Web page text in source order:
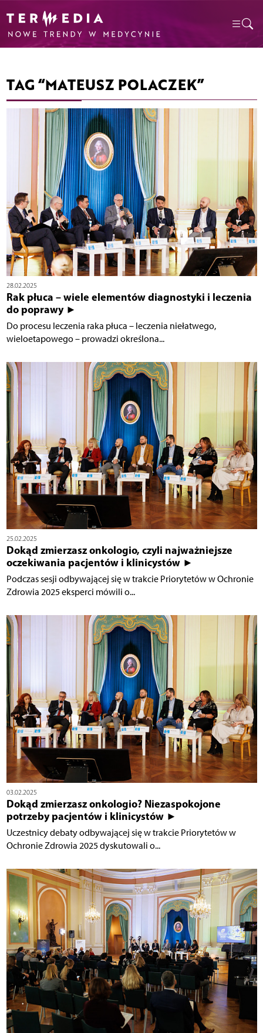
TAG “MATEUSZ POLACZEK”
28.02.2025
Rak płuca – wiele elementów diagnostyki i leczenia
do poprawy ►
Do procesu leczenia raka płuca – leczenia niełatwego,
wieloetapowego – prowadzi określona...
25.02.2025
Dokąd zmierzasz onkologio, czyli najważniejsze
oczekiwania pacjentów i klinicystów ►
Podczas sesji odbywającej się w trakcie Priorytetów w Ochronie
Zdrowia 2025 eksperci mówili o...
03.02.2025
Dokąd zmierzasz onkologio? Niezaspokojone
potrzeby pacjentów i klinicystów ►
Uczestnicy debaty odbywającej się w trakcie Priorytetów w
Ochronie Zdrowia 2025 dyskutowali o...